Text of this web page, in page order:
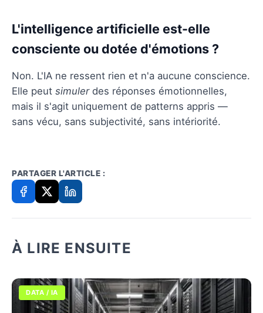
L'intelligence artificielle est-elle
consciente ou dotée d'émotions ?
Non. L'IA ne ressent rien et n'a aucune conscience.
Elle peut simulerdes réponses émotionnelles,
mais il s'agit uniquement de patterns appris —
sans vécu, sans subjectivité, sans intériorité.
PARTAGER L'ARTICLE :
À LIRE ENSUITE
DATA / IA